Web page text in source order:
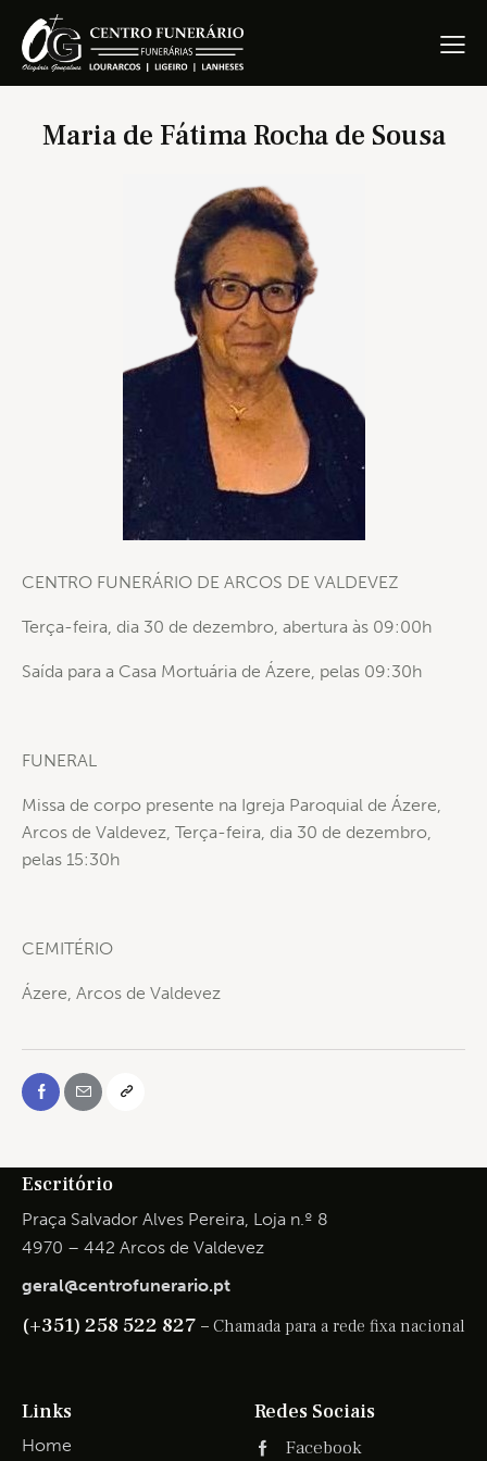
Maria de Fátima Rocha de Sousa
CENTRO FUNERÁRIO DE ARCOS DE VALDEVEZ
Terça-feira, dia 30 de dezembro, abertura às 09:00h
Saída para a Casa Mortuária de Ázere, pelas 09:30h
FUNERAL
Missa de corpo presente na Igreja Paroquial de Ázere,
Arcos de Valdevez, Terça-feira, dia 30 de dezembro,
pelas 15:30h
CEMITÉRIO
Ázere, Arcos de Valdevez
Escritório
Praça Salvador Alves Pereira, Loja n.º 8
4970 – 442 Arcos de Valdevez
geral@centrofunerario.pt
(+351) 258 522 827 – Chamada para a rede fixa nacional
Links
Home
Redes Sociais
Facebook